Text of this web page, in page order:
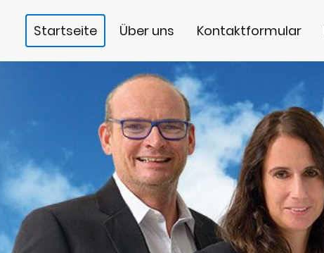
Startseite Über uns Kontaktformular